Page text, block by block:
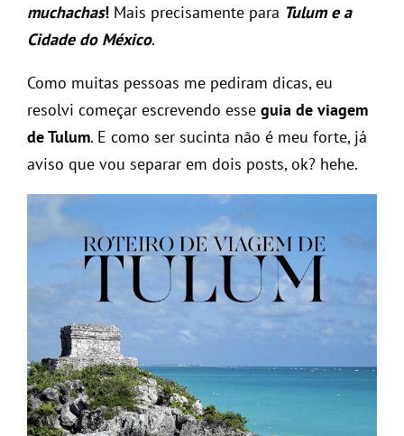
muchachas! Mais precisamente para Tulum e a
Cidade do México.
Como muitas pessoas me pediram dicas, eu
resolvi começar escrevendo esse guia de viagem
de Tulum. E como ser sucinta não é meu forte, já
aviso que vou separar em dois posts, ok? hehe.